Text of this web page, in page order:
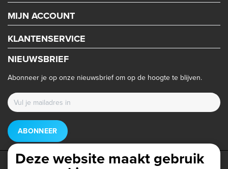
MIJN ACCOUNT
KLANTENSERVICE
NIEUWSBRIEF
Abonneer je op onze nieuwsbrief om op de hoogte te blijven.
ABONNEER
Deze website maakt gebruik